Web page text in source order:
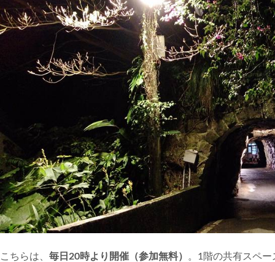
こちらは、 毎日20時より開催（参加無料）
。1階の共有スペ